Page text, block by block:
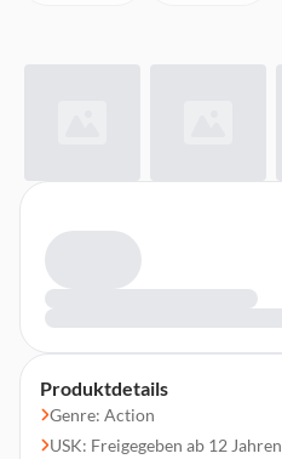
Produktdetails
Genre: Action
USK: Freigegeben ab 12 Jahren